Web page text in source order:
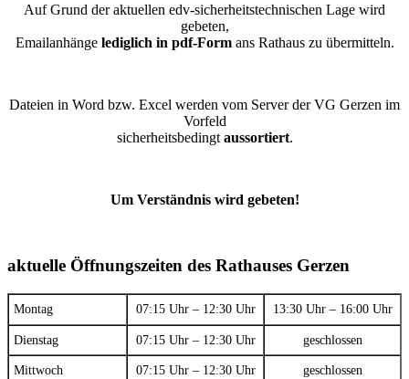
Auf Grund der aktuellen edv-sicherheitstechnischen Lage wird
gebeten,
Emailanhänge lediglich in pdf-Formans Rathaus zu übermitteln.
Dateien in Word bzw. Excel werden vom Server der VG Gerzen im
Vorfeld
sicherheitsbedingt aussortiert.
Um Verständnis wird gebeten!
aktuelle Öffnungszeiten des Rathauses Gerzen
Montag 07:15 Uhr – 12:30 Uhr 13:30 Uhr – 16:00 Uhr
Dienstag 07:15 Uhr – 12:30 Uhr geschlossen
Mittwoch 07:15 Uhr – 12:30 Uhr geschlossen